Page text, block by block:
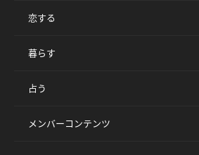
恋する
暮らす
占う
メンバーコンテンツ